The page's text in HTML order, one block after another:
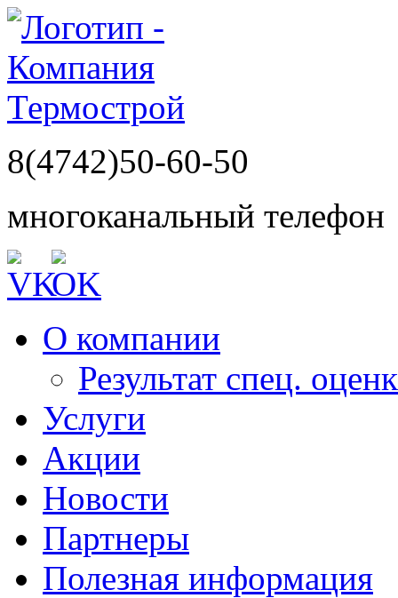
8(4742)50-60-50
многоканальный телефон
О компании
Результат спец.
Услуги
Акции
Новости
Партнеры
Полезная информация